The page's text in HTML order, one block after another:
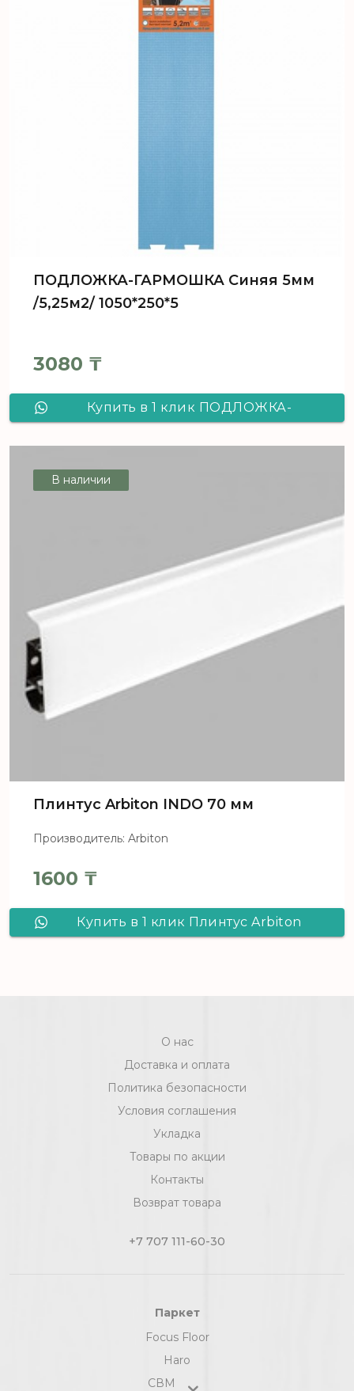
ПОДЛОЖКА-ГАРМОШКА Синяя 5мм
/5,25м2/ 1050*250*5
3080 ₸
Купить в 1 клик ПОДЛОЖКА-
В наличии
Плинтус Arbiton INDO 70 мм
Производитель: Arbiton
1600 ₸
Купить в 1 клик Плинтус Arbiton
О нас
Доставка и оплата
Политика безопасности
Условия соглашения
Укладка
Товары по акции
Контакты
Возврат товара
+7 707 111-60-30
Паркет
Focus Floor
Haro
СВМ